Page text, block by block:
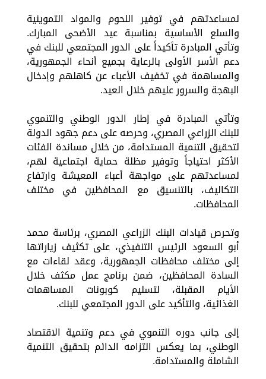
لمساعدتهم في توفير اللحوم والمواد التموينية
والسلع الأساسية بمناسبة عيد الأضحى المبارك.
وتأتي المبادرة تأكيداً على الدور المجتمعي للبنك في
دعم الأسر الأولى بالرعاية بجميع أنحاء الجمهورية،
والمساهمة في تخفيف الأعباء عن كاهلهم وإدخال
البهجة والسرور عليهم خلال العيد.
وتأتي المبادرة في إطار الدور الوطني والتنموي
للبنك الزراعي المصري، وحرصه على دعم جهود الدولة
لتحقيق التنمية المستدامة، من خلال مساندة الفئات
الأكثر احتياجاً وتوفير مظلة حماية اجتماعية لهم،
لمساعدتهم على مواجهة أعباء المعيشة وارتفاع
التكاليف، بالتنسيق مع المحافظين في مختلف
المحافظات.
وتحرص قيادات البنك الزراعي المصري، برئاسة محمد
أبو السعود الرئيس التنفيذي، على تكثيف زياراتها
إلى مختلف محافظات الجمهورية، وعقد لقاءات مع
السادة المحافظين، ضمن برنامج عمل مكثف خلال
الأيام المقبلة، لتسليم كوبونات المساهمات
الغذائية، والتأكيد على الدور المجتمعي للبنك.
إلى جانب دوره التنموي في دعم وتنمية الاقتصاد
الوطني، بما يعكس التزامه الدائم بتحقيق التنمية
الشاملة والمستدامة.